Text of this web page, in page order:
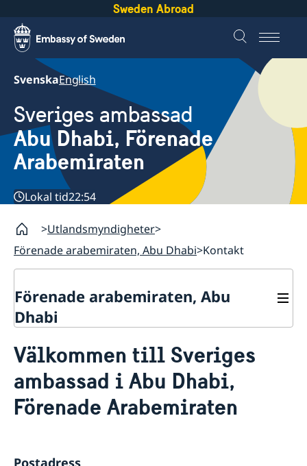
Sweden Abroad
SvenskaEnglish
Sveriges ambassad
Abu Dhabi, Förenade
Arabemiraten
Lokal tid22:54
Utlandsmyndigheter
Förenade arabemiraten, Abu Dhabi Kontakt
Förenade arabemiraten, Abu
Dhabi
Om oss
Ambassadens personal
Så stöttar vi svenska företag
Vi är en resurs för svenska företag
Team Sweden
Aktuellt
Välkommen till Sveriges
ambassad i Abu Dhabi,
Förenade Arabemiraten